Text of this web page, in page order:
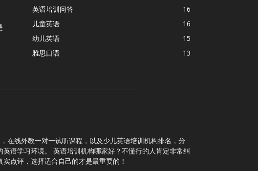
英语培训问答
16
儿童英语
16
幼儿英语
15
雅思口语
13
在线外教一对一试听课程，以及少儿英语培训机构排名，分
语学习环境。 英语培训机构哪家好？不懂行的人肯定非常纠
点评，选择适合自己的才是最重要的！